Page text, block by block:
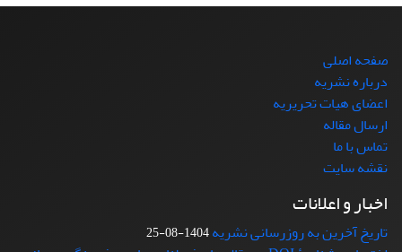
صفحه اصلی
درباره نشریه
اعضای هیات تحریریه
ارسال مقاله
تماس با ما
نقشه سایت
اخبار و اعلانات
تاریخ آخرین به روزرسانی نشریه1404-08-25